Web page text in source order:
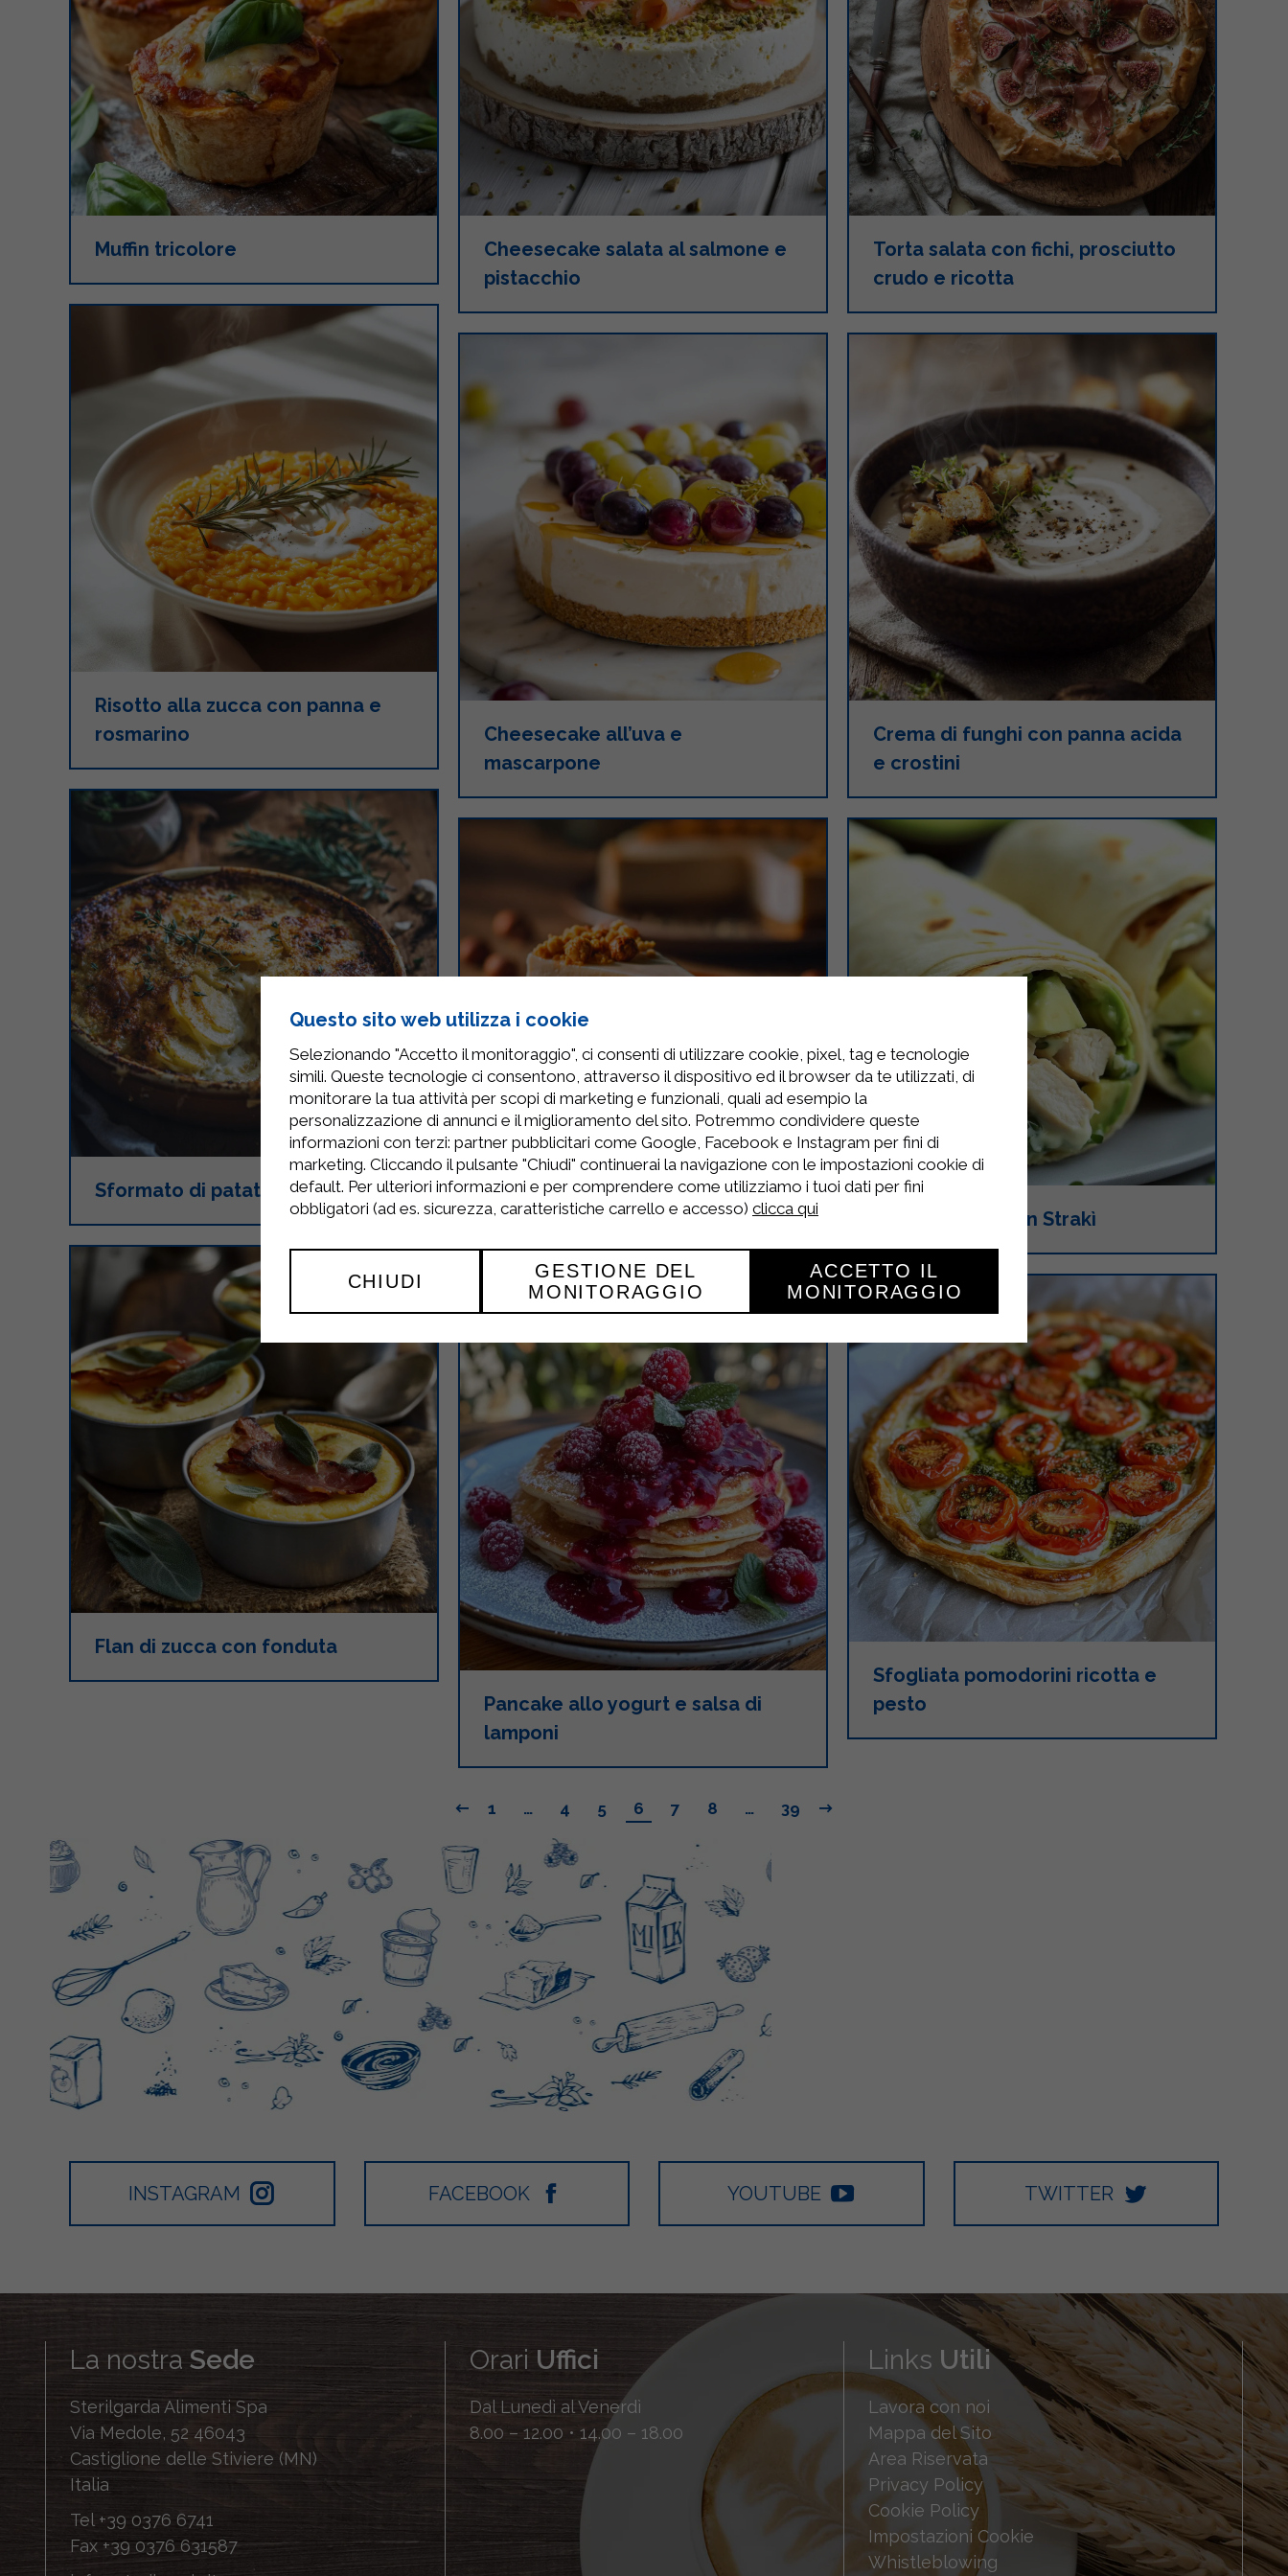
Muffin tricolore
Cheesecake salata al salmone e
pistacchio
Torta salata con fichi, prosciutto
crudo e ricotta
Risotto alla zucca con panna e
rosmarino
Cheesecake all’uva e
mascarpone
Crema di funghi con panna acida
e crostini
Sformato di patate con Strakì
Cheesecake senza cottura alle
nocciole
Wrap di pollo con Strakì
Flan di zucca con fonduta
Sfogliata pomodorini ricotta e
pesto
Pancake allo yogurt e salsa di
lamponi
1 … 4 5 6 7 8 … 39
INSTAGRAM FACEBOOK YOUTUBE TWITTER
La nostra Sede
Sterilgarda Alimenti Spa
Via Medole, 52 46043
Castiglione delle Stiviere (MN)
Italia
Tel +39 0376 6741
Fax +39 0376 631587
Orari Uffici
Dal Lunedì al Venerdì
8.00 – 12.00 • 14.00 – 18.00
Links Utili
Lavora con noi
Mappa del Sito
Area Riservata
Privacy Policy
Cookie Policy
Impostazioni Cookie
Whistleblowing
Questo sito web utilizza i cookie
Selezionando "Accetto il monitoraggio", ci consenti di utilizzare cookie, pixel, tag e tecnologie
simili. Queste tecnologie ci consentono, attraverso il dispositivo ed il browser da te utilizzati, di
monitorare la tua attività per scopi di marketing e funzionali, quali ad esempio la
personalizzazione di annunci e il miglioramento del sito. Potremmo condividere queste
informazioni con terzi: partner pubblicitari come Google, Facebook e Instagram per fini di
marketing. Cliccando il pulsante "Chiudi" continuerai la navigazione con le impostazioni cookie di
default. Per ulteriori informazioni e per comprendere come utilizziamo i tuoi dati per fini
obbligatori (ad es. sicurezza, caratteristiche carrello e accesso) clicca qui
CHIUDI
GESTIONE DEL
MONITORAGGIO
ACCETTO IL
MONITORAGGIO